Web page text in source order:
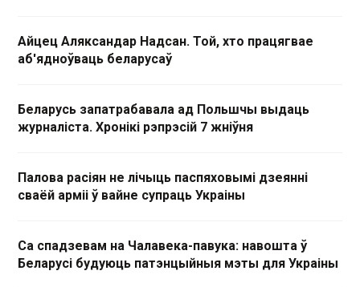
Айцец Аляксандар Надсан. Той, хто працягвае
аб'ядноўваць беларусаў
Беларусь запатрабавала ад Польшчы выдаць
журналіста. Хронікі рэпрэсій 7 жніўня
Палова расіян не лічыць паспяховымі дзеянні
сваёй арміі ў вайне супраць Украіны
Са спадзевам на Чалавека-павука: навошта ў
Беларусі будуюць патэнцыйныя мэты для Украіны